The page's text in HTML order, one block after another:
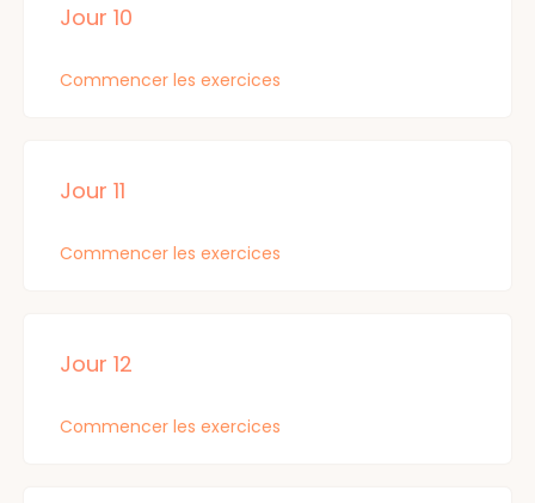
Jour 10
Commencer les exercices
Jour 11
Commencer les exercices
Jour 12
Commencer les exercices